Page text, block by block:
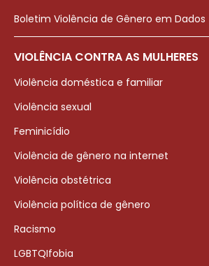
Boletim Violência de Gênero em Dados
VIOLÊNCIA CONTRA AS MULHERES
Violência doméstica e familiar
Violência sexual
Feminicídio
Violência de gênero na internet
Violência obstétrica
Violência política de gênero
Racismo
LGBTQIfobia